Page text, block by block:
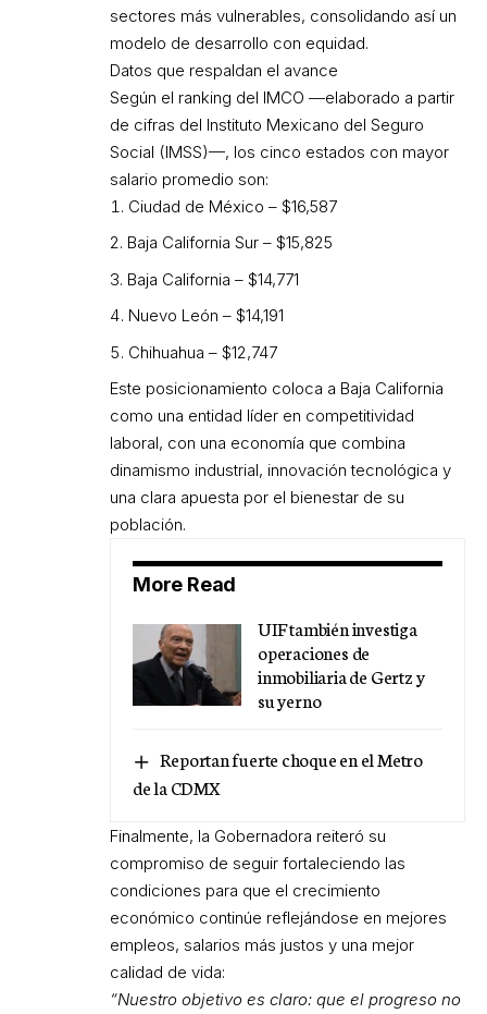
sectores más vulnerables, consolidando así un
modelo de desarrollo con equidad.
Datos que respaldan el avance
Según el ranking del IMCO —elaborado a partir
de cifras del Instituto Mexicano del Seguro
Social (IMSS)—, los cinco estados con mayor
salario promedio son:
Ciudad de México – $16,587
Baja California Sur – $15,825
Baja California – $14,771
Nuevo León – $14,191
Chihuahua – $12,747
Este posicionamiento coloca a Baja California
como una entidad líder en competitividad
laboral, con una economía que combina
dinamismo industrial, innovación tecnológica y
una clara apuesta por el bienestar de su
población.
More Read
UIF también investiga
operaciones de
inmobiliaria de Gertz y
su yerno
Reportan fuerte choque en el Metro
de la CDMX
Finalmente, la Gobernadora reiteró su
compromiso de seguir fortaleciendo las
condiciones para que el crecimiento
económico continúe reflejándose en mejores
empleos, salarios más justos y una mejor
calidad de vida:
“Nuestro objetivo es claro: que el progreso no